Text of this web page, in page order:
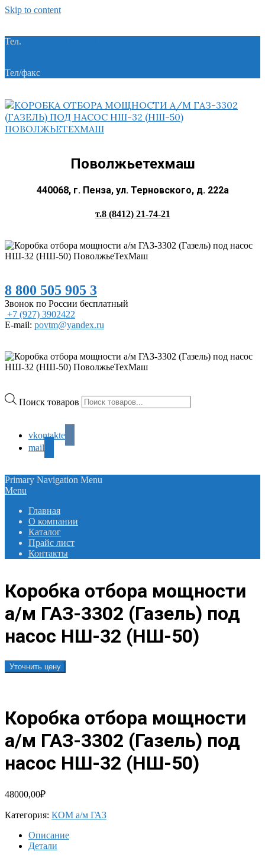
Skip to content
Тел.
Тел/факс
Поволжьетехмаш
440068, г. Пенза, ул. Терновского, д. 222а
т.8 (8412) 21-74-21
8 800 505 905 3
Звонок по России бесплатный
+7 (927) 3902422
E-mail: povtm@yandex.ru
Поиск товаров
vkontakte
mail
Primary Navigation Menu
Menu
Главная
О компании
Каталог
Прайс лист
Контакты
Коробка отбора мощности
а/м ГАЗ-3302 (Газель) под
насос НШ-32 (НШ-50)
Уточнить цену
Коробка отбора мощности
а/м ГАЗ-3302 (Газель) под
насос НШ-32 (НШ-50)
48000,00₽
Категория: КОМ а/м ГАЗ
Описание
Детали